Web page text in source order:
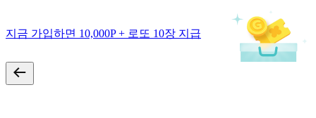
지금 가입하면 10,000P + 로또 10장 지급